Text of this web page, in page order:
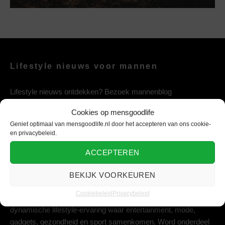
Cookies op mensgoodlife
Geniet optimaal van mensgoodlife.nl door het accepteren van ons cookie-
en privacybeleid.
ACCEPTEREN
BEKIJK VOORKEUREN
Cookiebeleid Privacybeleid
Lifestyle nieuws voor mannen
Lifestyle nieuws ontdekken? Bezoek mannenblog
entertainment, mode, gezondheid, gadgets en sport.
Lifestyle platform voor de moderne man
voor dagelijkse inspiratie. Laat je meeslepen in een
dynamische lifestyle-ervaring waar entertainment, mode,
gadgets, gezondheid en sport samenkomen. Word onderdeel